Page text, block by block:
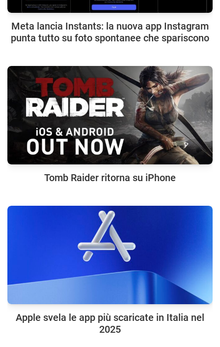
Meta lancia Instants: la nuova app Instagram
punta tutto su foto spontanee che spariscono
Tomb Raider ritorna su iPhone
Apple svela le app più scaricate in Italia nel
2025